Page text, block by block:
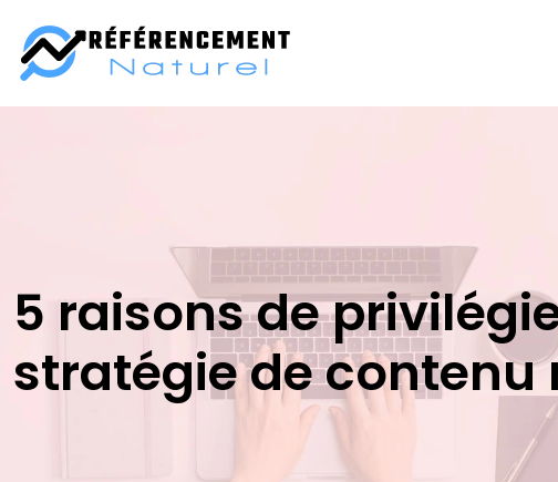
5 raisons de
stratégie de contenu